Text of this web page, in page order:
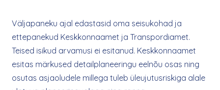
Väljapaneku ajal edastasid oma seisukohad ja
ettepanekud Keskkonnaamet ja Transpordiamet.
Teised isikud arvamusi ei esitanud. Keskkonnaamet
esitas märkused detailplaneeringu eelnõu osas ning
osutas asjaoludele millega tuleb üleujutusriskiga alale